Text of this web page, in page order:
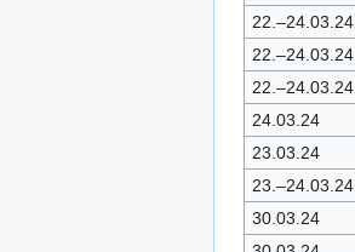
22.–24.03.24
22.–24.03.24
22.–24.03.24
24.03.24
23.03.24
23.–24.03.24
30.03.24